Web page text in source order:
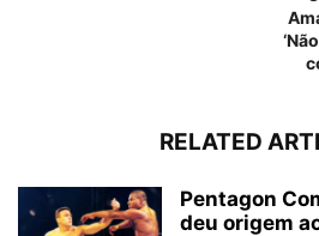
RELATED
Pentagon
deu origem